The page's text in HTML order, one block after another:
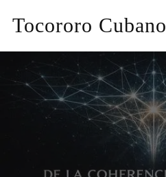
Tocororo Cubano